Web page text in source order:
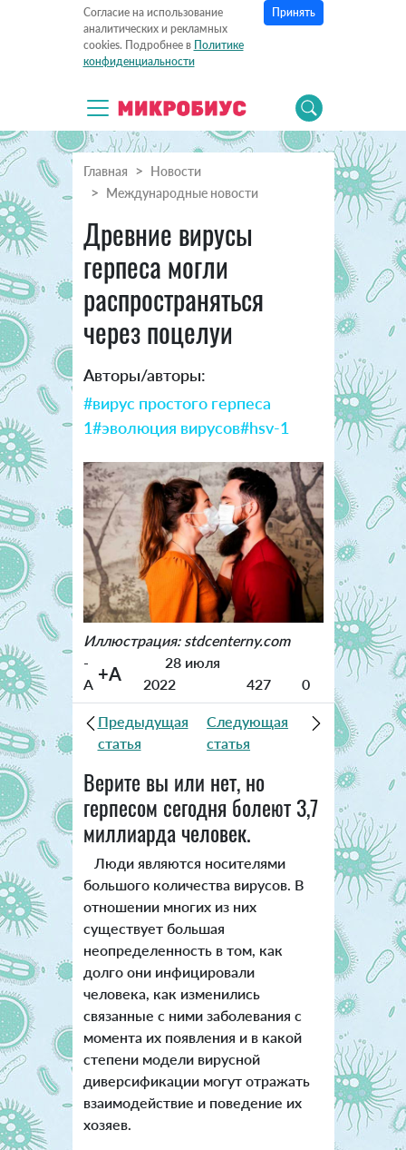
Согласие на использование
аналитических и рекламных
cookies. Подробнее в Политике
конфиденциальности
Принять
Главная
Новости
Международные новости
Древние вирусы
герпеса могли
распространяться
через поцелуи
Авторы/авторы:
#вирус простого герпеса
1#эволюция вирусов#hsv-1
Иллюстрация: stdcenterny.com
-
A +A
28 июля
2022
427 0
Предыдущая
статья
Следующая
статья
Верите вы или нет, но
герпесом сегодня болеют 3,7
миллиарда человек.
Люди являются носителями
большого количества вирусов. В
отношении многих из них
существует большая
неопределенность в том, как
долго они инфицировали
человека, как изменились
связанные с ними заболевания с
момента их появления и в какой
степени модели вирусной
диверсификации могут отражать
взаимодействие и поведение их
хозяев.